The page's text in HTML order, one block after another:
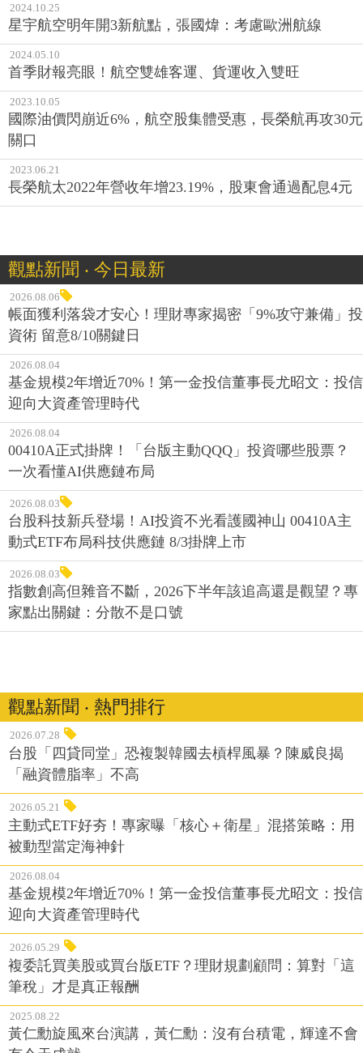
2024.10.25
星宇航空明年開3新航點，張國煒：考慮歐洲航線
2024.05.10
首季財報亮眼！航空雙雄客運、貨運收入雙旺
2023.10.05
國際油價閃崩近6%，航空股集體受惠，長榮航再攻30元
關口
2023.06.21
長榮航太2022年營收年增23.19%，股東會通過配息4元
觀點新聞 ‧ 今日最新
2026.08.06
帳面獲利落袋才安心！理財專家揭密「9%攻守兼備」投
資術 留意8/10關鍵日
2026.08.04
基金規模2年增近70%！第一金投信董事長尤昭文：投信
迎向大資產管理時代
2026.08.04
00410A正式掛牌！「台版主動QQQ」投資哪些股票？
一次看懂AI供應鏈布局
2026.08.03
台股科技新兵登場！AI投資不光看護國神山 00410A主
動式ETF布局科技供應鏈 8/3掛牌上市
2026.08.03
指數創高但雜音不斷，2026下半年該追高還是觀望？專
家點出關鍵：分散不是口號
觀點新聞 ‧ 熱門排行
2026.07.28
台股「四貸同堂」恐複製韓國去槓桿風暴？陳威良揭
「融資體脂率」不高
2026.05.21
主動式ETF好夯！專家曝「核心＋衛星」混搭策略：用
被動型當定海神針
2026.08.04
基金規模2年增近70%！第一金投信董事長尤昭文：投信
迎向大資產管理時代
2026.05.29
複委託買美股或買台版ETF？理財規劃顧問：算對「這
筆稅」才是真正報酬
2025.08.22
黃仁勳旋風來台演講，黃仁勳：沒有台積電，輝達不會